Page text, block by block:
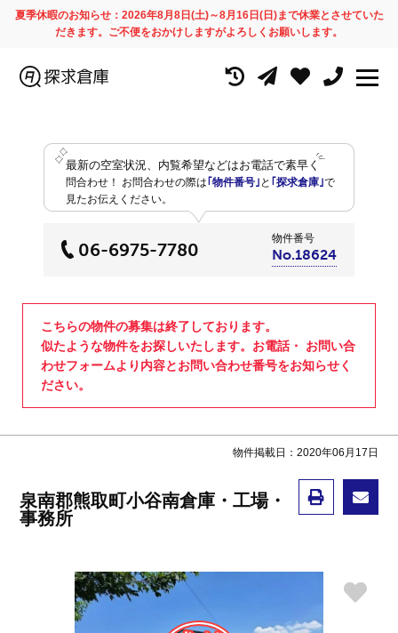
夏季休暇のお知らせ：2026年8月8日(土)～8月16日(日)まで休業とさせていた
だきます。ご不便をおかけしますがよろしくお願いします。
最新の空室状況、内覧希望などはお電話で素早く
問合わせ！ お問合わせの際は ｢物件番号｣ と ｢探求倉庫｣で
見たお伝えください。
06-6975-7780
物件番号
No.18624
こちらの物件の募集は終了しております。
似たような物件をお探しいたします。お電話・ お問い合
わせフォームより内容とお問い合わせ番号をお知らせく
ださい。
物件掲載日：2020年06月17日
泉南郡熊取町小谷南倉庫・工場・
事務所